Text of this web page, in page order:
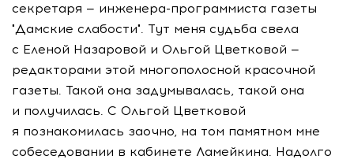
секретаря — инженера-программиста газеты
"Дамские слабости". Тут меня судьба свела
с Еленой Назаровой и Ольгой Цветковой —
редакторами этой многополосной красочной
газеты. Такой она задумывалась, такой она
и получилась. С Ольгой Цветковой
я познакомилась заочно, на том памятном мне
собеседовании в кабинете Ламейкина. Надолго